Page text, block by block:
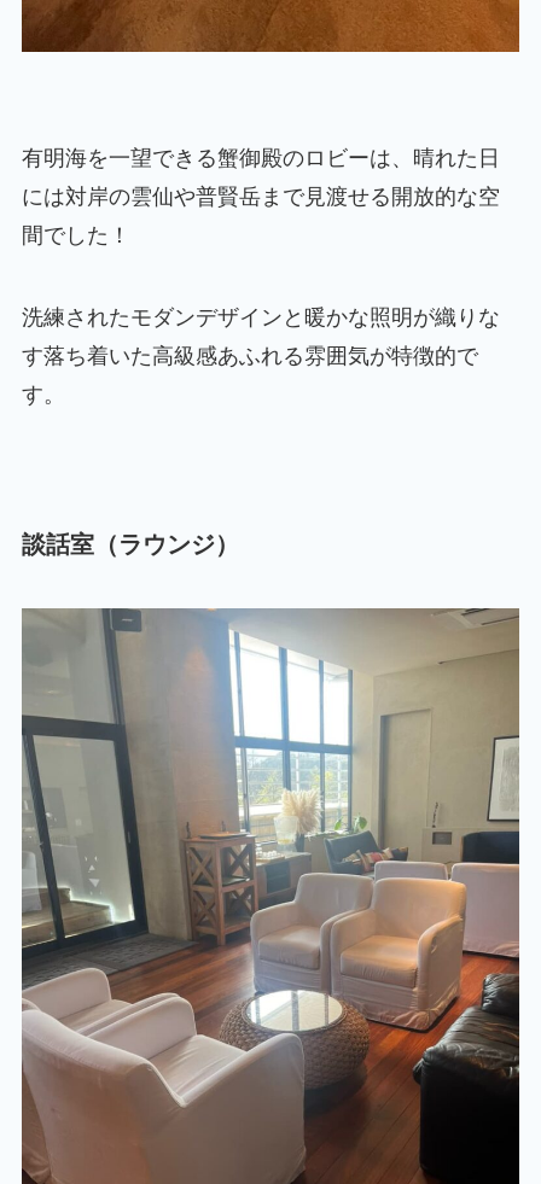
有明海を一望できる蟹御殿のロビーは、晴れた日
には対岸の雲仙や普賢岳まで見渡せる開放的な空
間でした！
洗練されたモダンデザインと暖かな照明が織りな
す落ち着いた高級感あふれる雰囲気が特徴的で
す。
談話室（ラウンジ）